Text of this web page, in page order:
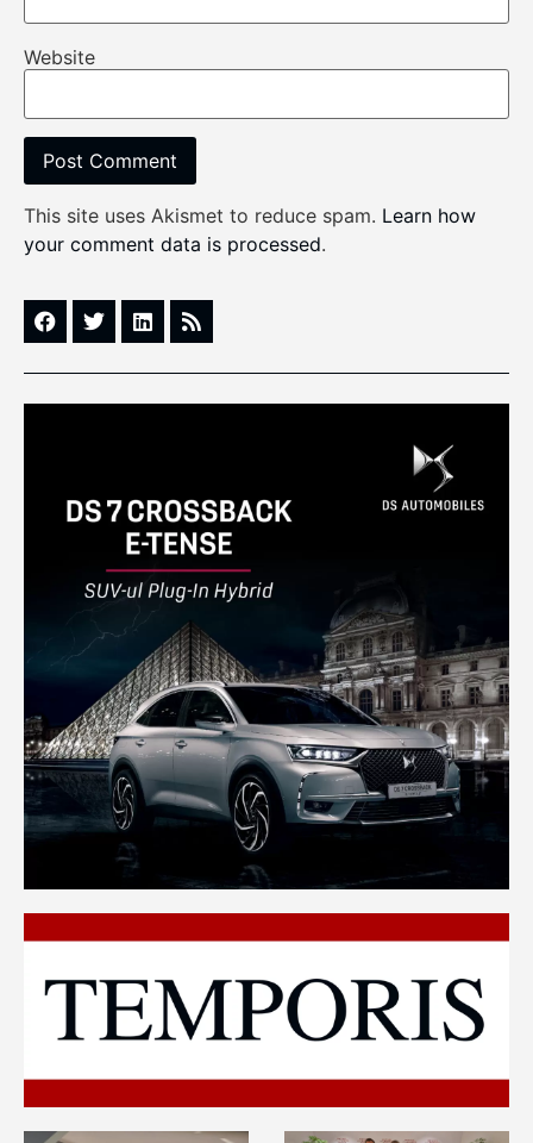
Website
This site uses Akismet to reduce spam. Learn how
your comment data is processed.